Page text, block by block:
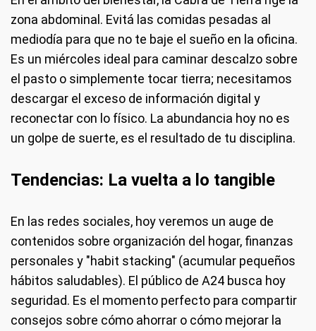
zona abdominal. Evitá las comidas pesadas al
mediodía para que no te baje el sueño en la oficina.
Es un miércoles ideal para caminar descalzo sobre
el pasto o simplemente tocar tierra; necesitamos
descargar el exceso de información digital y
reconectar con lo físico. La abundancia hoy no es
un golpe de suerte, es el resultado de tu disciplina.
Tendencias: La vuelta a lo tangible
En las redes sociales, hoy veremos un auge de
contenidos sobre organización del hogar, finanzas
personales y "habit stacking" (acumular pequeños
hábitos saludables). El público de A24 busca hoy
seguridad. Es el momento perfecto para compartir
consejos sobre cómo ahorrar o cómo mejorar la